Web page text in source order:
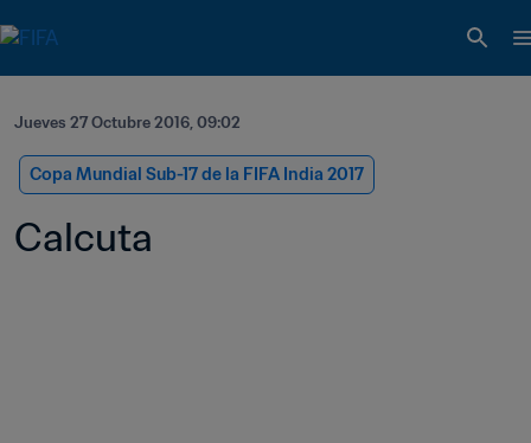
Jueves 27 Octubre 2016, 09:02
Copa Mundial Sub-17 de la FIFA India 2017
Calcuta